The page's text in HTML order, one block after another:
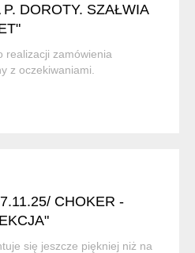
DOROTY. SZAŁWIA
realizacji zamówienia
z oczekiwaniami.
CHOKER -
się jeszcze piękniej niż na